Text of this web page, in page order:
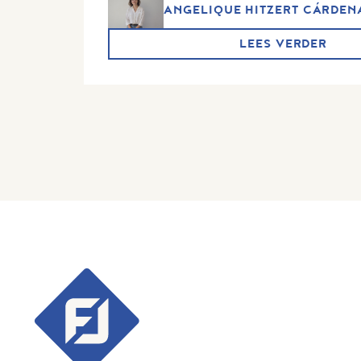
ANGELIQUE HITZERT
LEES VERDER